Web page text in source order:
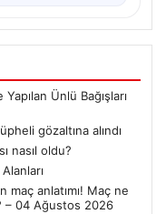
Ünlü Bağışları
gözaltına alındı
nasıl oldu?
maç anlatımı! Maç ne
– 04 Ağustos 2026